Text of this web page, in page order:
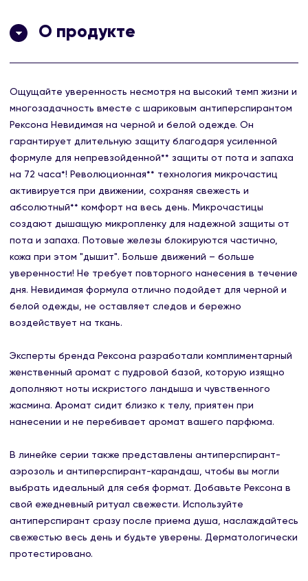
О продукте
Ощущайте уверенность несмотря на высокий темп жизни и
многозадачность вместе с шариковым антиперспирантом
Рексона Невидимая на черной и белой одежде. Он
гарантирует длительную защиту благодаря усиленной
формуле для непревзойденной** защиты от пота и запаха
на 72 часа*! Революционная** технология микрочастиц
активируется при движении, сохраняя свежесть и
абсолютный** комфорт на весь день. Микрочастицы
создают дышащую микропленку для надежной защиты от
пота и запаха. Потовые железы блокируются частично,
кожа при этом "дышит". Больше движений – больше
уверенности! Не требует повторного нанесения в течение
дня. Невидимая формула отлично подойдет для черной и
белой одежды, не оставляет следов и бережно
воздействует на ткань.
Эксперты бренда Рексона разработали комплиментарный
женственный аромат с пудровой базой, которую изящно
дополняют ноты искристого ландыша и чувственного
жасмина. Аромат сидит близко к телу, приятен при
нанесении и не перебивает аромат вашего парфюма.
В линейке серии также представлены антиперспирант-
аэрозоль и антиперспирант-карандаш, чтобы вы могли
выбрать идеальный для себя формат. Добавьте Рексона в
свой ежедневный ритуал свежести. Используйте
антиперспирант сразу после приема душа, наслаждайтесь
свежестью весь день и будьте уверены. Дерматологически
протестировано.